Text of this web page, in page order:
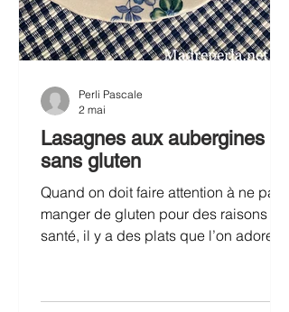
Lasagnes aux aubergines
sans gluten
Quand on doit faire attention à ne pas
manger de gluten pour des raisons de
santé, il y a des plats que l’on adore
partie! Heureusement, on peut trouver
Perli Pascale
2 mai